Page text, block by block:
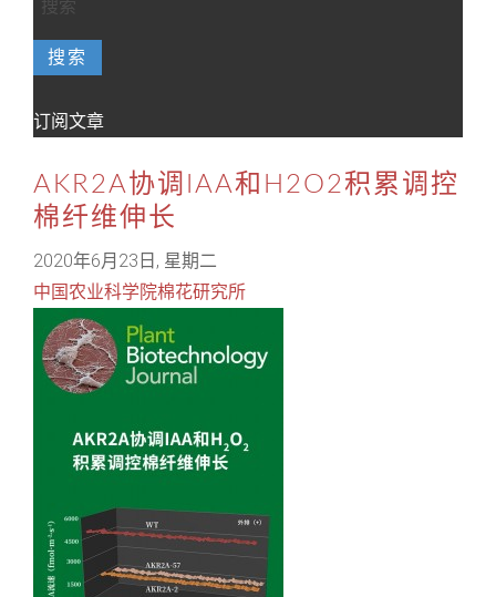
搜索
订阅文章
AKR2A协调IAA和H2O2积累调控
棉纤维伸长
2020年6月23日, 星期二
中国农业科学院棉花研究所